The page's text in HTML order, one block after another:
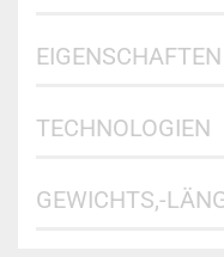
EIGENSCHAFTEN
TECHNOLOGIEN
GEWICHTS,-